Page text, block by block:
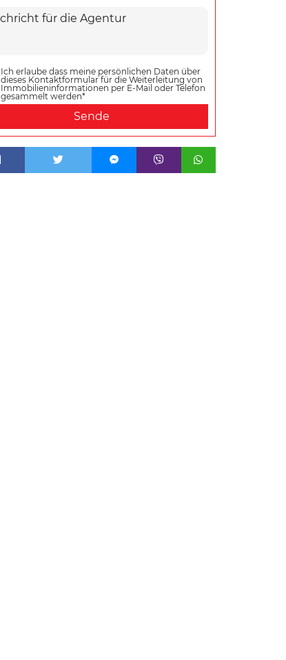
Ich erlaube dass meine persönlichen Daten über
dieses Kontaktformular für die Weiterleitung von
Immobilieninformationen per E-Mail oder Telefon
gesammelt werden*
Sende